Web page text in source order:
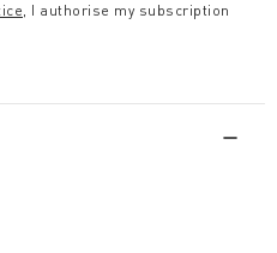
, I authorise my subscription